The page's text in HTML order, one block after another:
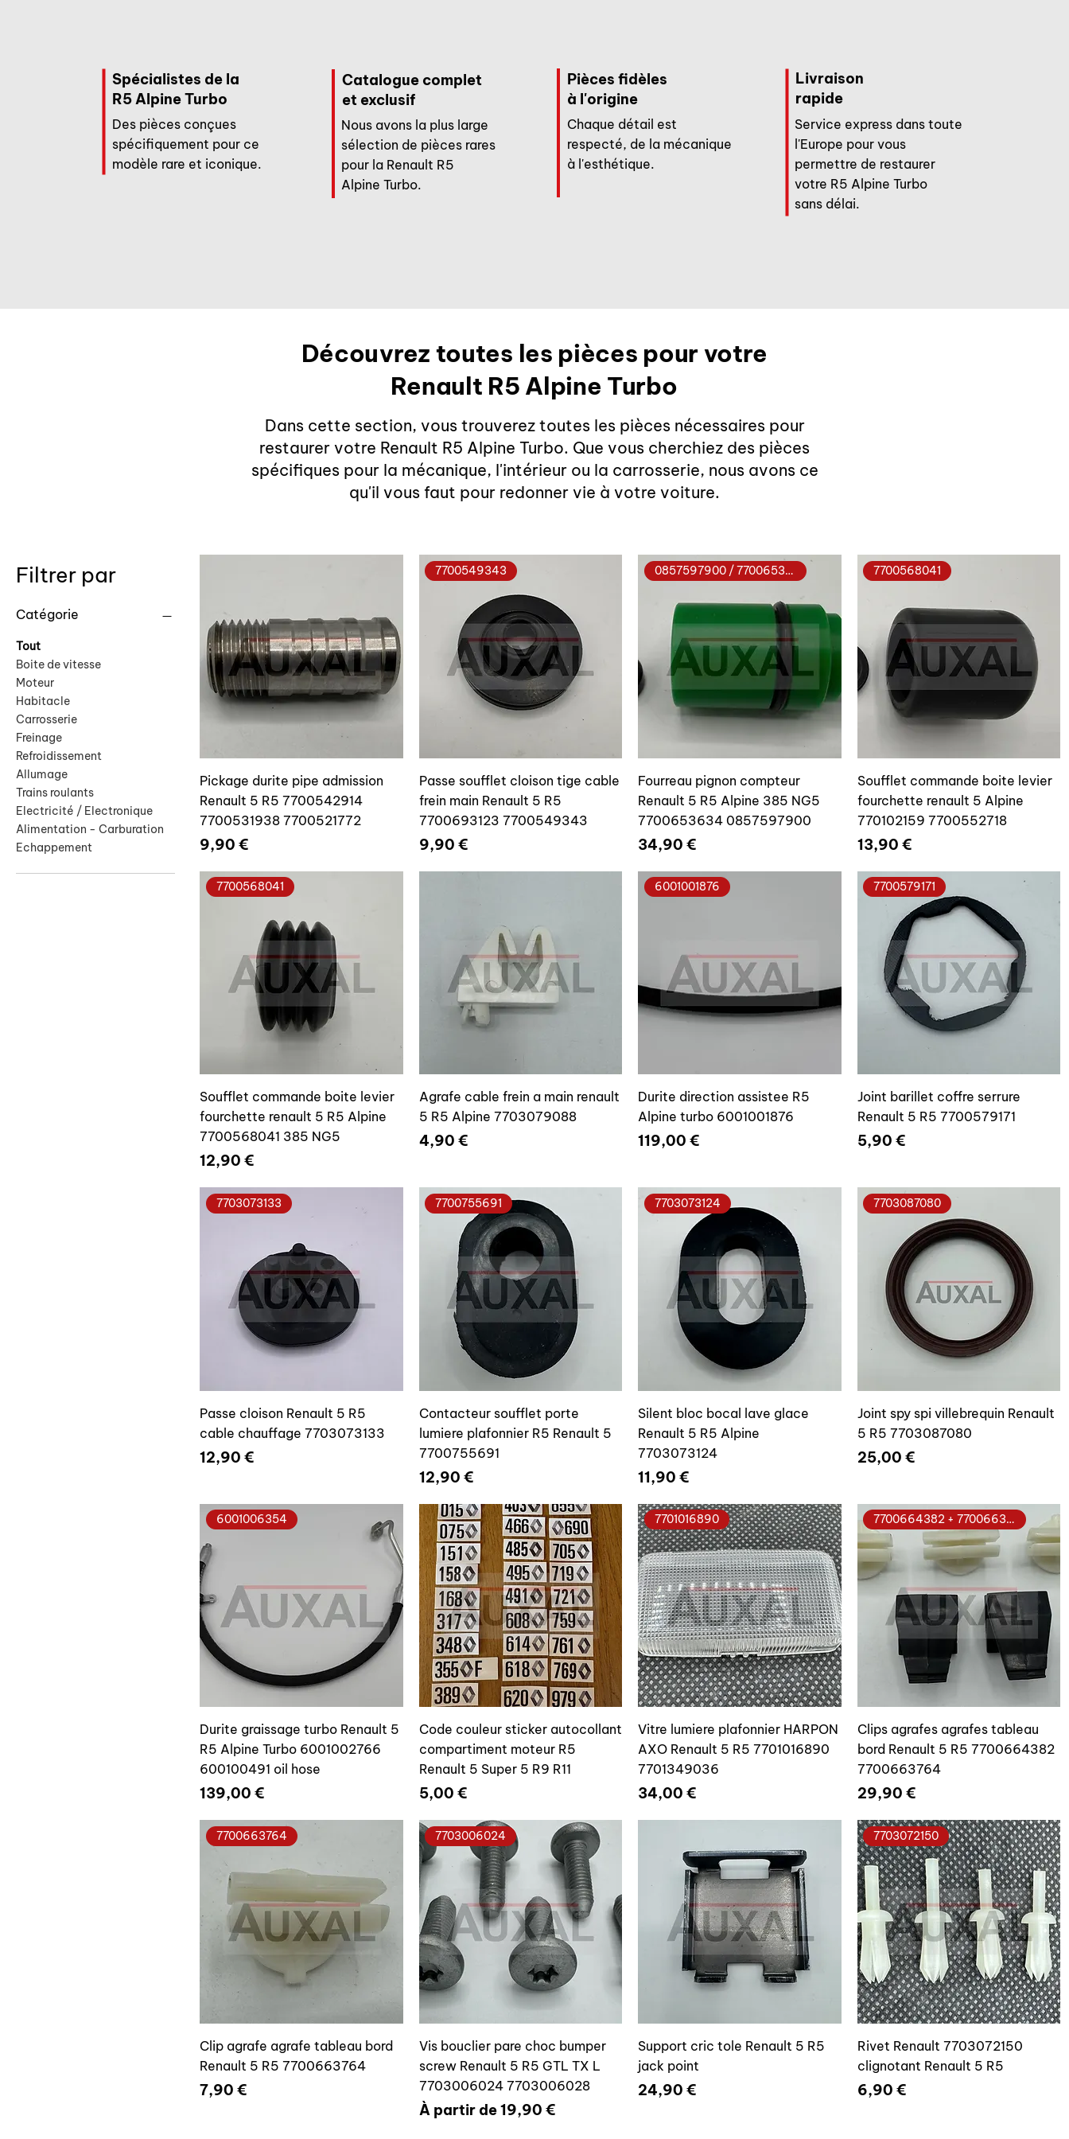
Spécialistes de la
R5 Alpine Turbo
Des pièces conçues
spécifiquement pour ce
modèle rare et iconique.
Catalogue complet
et exclusif
Nous avons la plus large
sélection de pièces rares
pour la Renault R5
Alpine Turbo.
Pièces fidèles
à l'origine
Chaque détail est
respecté, de la mécanique
à l'esthétique.
Livraison
rapide
Service express dans toute
l'Europe pour vous
permettre de restaurer
votre R5 Alpine Turbo
sans délai.
Découvrez toutes les pièces pour votre
Renault R5 Alpine Turbo
Dans cette section, vous trouverez toutes les pièces nécessaires pour
restaurer votre Renault R5 Alpine Turbo. Que vous cherchiez des pièces
spécifiques pour la mécanique, l'intérieur ou la carrosserie, nous avons ce
qu'il vous faut pour redonner vie à votre voiture.
Filtrer par
Catégorie
Tout
Boite de vitesse
Moteur
Habitacle
Carrosserie
Freinage
Refroidissement
Allumage
Trains roulants
Electricité / Electronique
Alimentation - Carburation
Echappement
Pickage durite pipe admission
Renault 5 R5 7700542914
7700531938 7700521772
Prix
9,90 €
7700549343
Passe soufflet cloison tige cable
frein main Renault 5 R5
7700693123 7700549343
Prix
9,90 €
0857597900 / 7700653634
Fourreau pignon compteur
Renault 5 R5 Alpine 385 NG5
7700653634 0857597900
Prix
34,90 €
7700568041
Soufflet commande boite levier
fourchette renault 5 Alpine
770102159 7700552718
Prix
13,90 €
7700568041
Soufflet commande boite levier
fourchette renault 5 R5 Alpine
7700568041 385 NG5
Prix
12,90 €
Agrafe cable frein a main renault
5 R5 Alpine 7703079088
Prix
4,90 €
6001001876
Durite direction assistee R5
Alpine turbo 6001001876
Prix
119,00 €
7700579171
Joint barillet coffre serrure
Renault 5 R5 7700579171
Prix
5,90 €
7703073133
Passe cloison Renault 5 R5
cable chauffage 7703073133
Prix
12,90 €
7700755691
Contacteur soufflet porte
lumiere plafonnier R5 Renault 5
7700755691
Prix
12,90 €
7703073124
Silent bloc bocal lave glace
Renault 5 R5 Alpine
7703073124
Prix
11,90 €
7703087080
Joint spy spi villebrequin Renault
5 R5 7703087080
Prix
25,00 €
6001006354
Durite graissage turbo Renault 5
R5 Alpine Turbo 6001002766
600100491 oil hose
Prix
139,00 €
Code couleur sticker autocollant
compartiment moteur R5
Renault 5 Super 5 R9 R11
Prix
5,00 €
7701016890
Vitre lumiere plafonnier HARPON
AXO Renault 5 R5 7701016890
7701349036
Prix
34,00 €
7700664382 + 7700663764
Clips agrafes agrafes tableau
bord Renault 5 R5 7700664382
7700663764
Prix
29,90 €
7700663764
Clip agrafe agrafe tableau bord
Renault 5 R5 7700663764
Prix
7,90 €
7703006024
Vis bouclier pare choc bumper
screw Renault 5 R5 GTL TX L
7703006024 7703006028
À partir de19,90 €
Prix promotionnel
Support cric tole Renault 5 R5
jack point
Prix
24,90 €
7703072150
Rivet Renault 7703072150
clignotant Renault 5 R5
Prix
6,90 €